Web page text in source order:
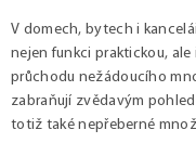
V domech, bytech i
nejen funkci praktickou,
průchodu nežádoucího
zabraňují zvědavým
totiž také nepřeberné